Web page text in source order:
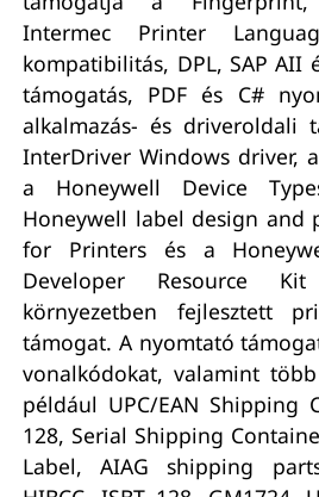
Intermec Printer
kompatibilitás, DPL, SAP AII
támogatás, PDF és C#
alkalmazás- és driveroldali
InterDriver Windows driver,
a Honeywell Device
Honeywell label design and
for Printers és a
Developer Resource Kit
környezetben fejlesztett
támogat. A nyomtató
vonalkódokat, valamint
például UPC/EAN Shipping
128, Serial Shipping
Label, AIAG shipping